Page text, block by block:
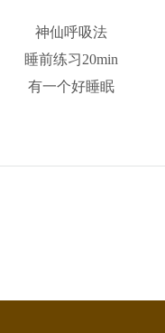
神仙呼吸法
睡前练习20min
有一个好睡眠